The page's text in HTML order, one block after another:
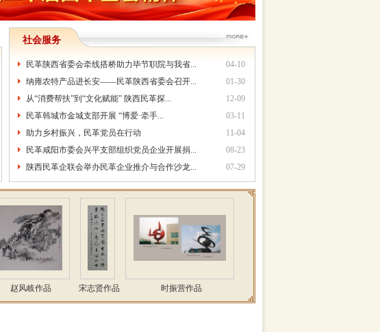
社会服务
民革陕西省委会牵线搭桥助力毕节职院与我省...
04-10
纳雍农特产品进长安——民革陕西省委会召开...
01-30
从“消费帮扶”到“文化赋能” 陕西民革探...
12-09
民革韩城市金城支部开展 “博爱·牵手...
03-11
助力乡村振兴，民革党员在行动
11-04
民革咸阳市委会兴平支部组织党员企业开展捐...
08-23
陕西民革企联会举办民革企业推介与合作沙龙...
07-29
赵风岐作品 宋志贤作品 时振营作品